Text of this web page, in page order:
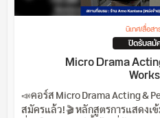
นิเทศ/สื่อส
ปิดรับสมั
Micro Drama
📣คอร์ส Micro Drama Acting &
สมัครแล้ว! 🎬 หลักสูตรการแสดงเ